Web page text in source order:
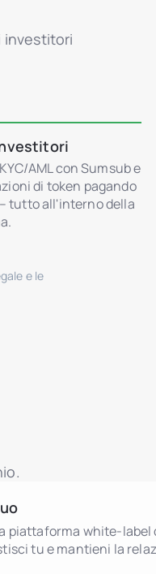
investitori
AML con Sumsub e
di token pagando
tutto all'interno della
e le
piattaforma white-label
tu e mantieni la